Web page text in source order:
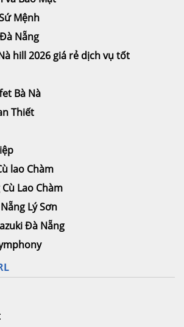
Mệnh
Nẵng
hill 2026 giá rẻ dịch vụ tốt
Bà Nà
Thiết
lao Chàm
Lao Chàm
Lý Sơn
Đà Nẵng